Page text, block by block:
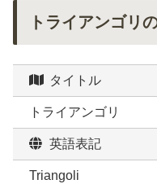
トライアンゴリ
タイトル
トライアンゴリ
英語表記
Triangoli